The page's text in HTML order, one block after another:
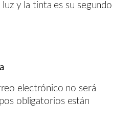
y la tinta es su segundo
electrónico no será
obligatorios están